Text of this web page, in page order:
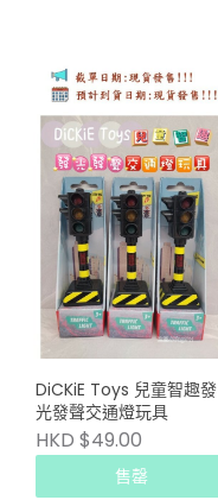
DiCKiE Toys 兒童智趣發
光發聲交通燈玩具
HKD $49.00
售罄